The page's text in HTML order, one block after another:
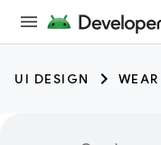
UI DESIGN WEAR